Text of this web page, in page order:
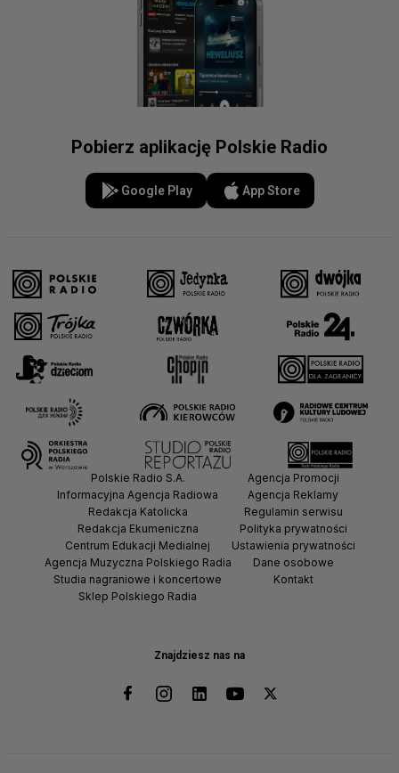
Pobierz aplikację Polskie Radio
Google Play App Store
Znajdziesz nas na
Polskie Radio S.A.
Informacyjna Agencja Radiowa
Redakcja Katolicka
Redakcja Ekumeniczna
Centrum Edukacji Medialnej
Agencja Muzyczna Polskiego Radia
Studia nagraniowe i koncertowe
Sklep Polskiego Radia
Agencja Promocji
Agencja Reklamy
Regulamin serwisu
Polityka prywatności
Ustawienia prywatności
Dane osobowe
Kontakt